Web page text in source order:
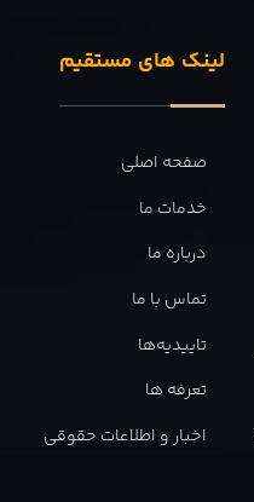
لینک های مستقیم
صفحه اصلی
خدمات ما
درباره ما
تماس با ما
تاییدیه‌ها
تعرفه ها
اخبار و اطلاعات حقوقی